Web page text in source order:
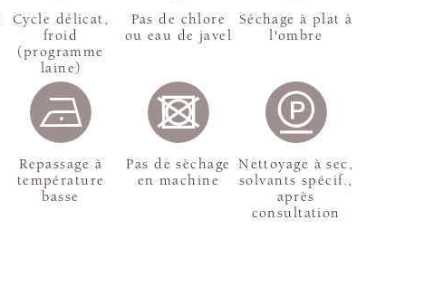
Cycle délicat,
froid
(programme
laine)
Pas de chlore
ou eau de javel
Séchage à plat à
l'ombre
Repassage à
température
basse
Pas de sèchage
en machine
Nettoyage à sec,
solvants spécif.,
après
consultation